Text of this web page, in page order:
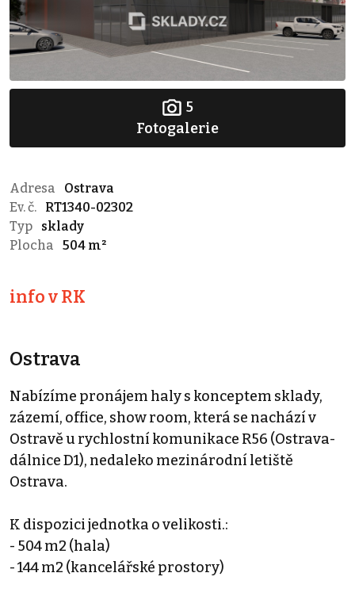
5
Fotogalerie
Adresa
Ostrava
Ev. č.
RT1340-02302
Typ
sklady
Plocha
504 m²
info v RK
Ostrava
Nabízíme pronájem haly s konceptem sklady,
zázemí, office, show room, která se nachází v
Ostravě u rychlostní komunikace R56 (Ostrava-
dálnice D1), nedaleko mezinárodní letiště
Ostrava.
K dispozici jednotka o velikosti.:
- 504 m2 (hala)
- 144 m2 (kancelářské prostory)